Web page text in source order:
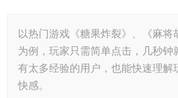
以热门游戏《糖果炸裂》、《麻将
为例，玩家只需简单点击，几秒钟
有太多经验的用户，也能快速理解
快感。